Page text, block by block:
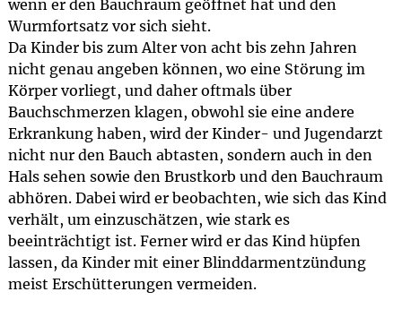
wenn er den Bauchraum geöffnet hat und den
Wurmfortsatz vor sich sieht.
Da Kinder bis zum Alter von acht bis zehn Jahren
nicht genau angeben können, wo eine Störung im
Körper vorliegt, und daher oftmals über
Bauchschmerzen klagen, obwohl sie eine andere
Erkrankung haben, wird der Kinder- und Jugendarzt
nicht nur den Bauch abtasten, sondern auch in den
Hals sehen sowie den Brustkorb und den Bauchraum
abhören. Dabei wird er beobachten, wie sich das Kind
verhält, um einzuschätzen, wie stark es
beeinträchtigt ist. Ferner wird er das Kind hüpfen
lassen, da Kinder mit einer Blinddarmentzündung
meist Erschütterungen vermeiden.